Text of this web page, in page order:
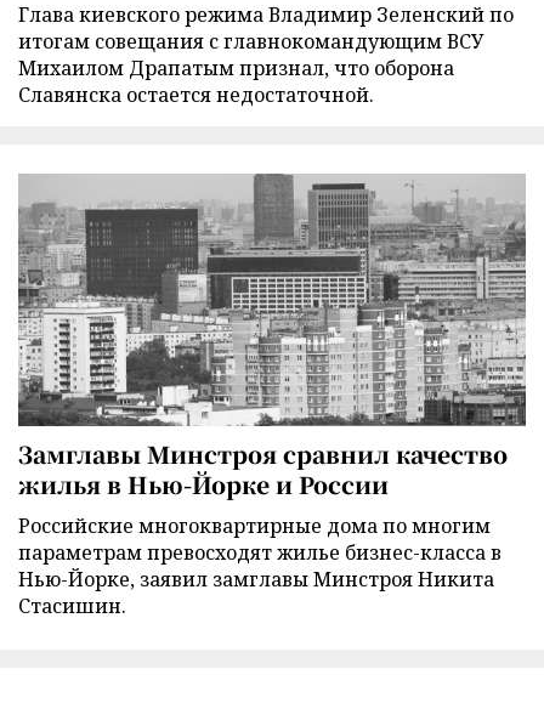
Глава киевского режима Владимир Зеленский по
итогам совещания с главнокомандующим ВСУ
Михаилом Драпатым признал, что оборона
Славянска остается недостаточной.
Замглавы Минстроя сравнил качество
жилья в Нью-Йорке и России
Российские многоквартирные дома по многим
параметрам превосходят жилье бизнес-класса в
Нью-Йорке, заявил замглавы Минстроя Никита
Стасишин.